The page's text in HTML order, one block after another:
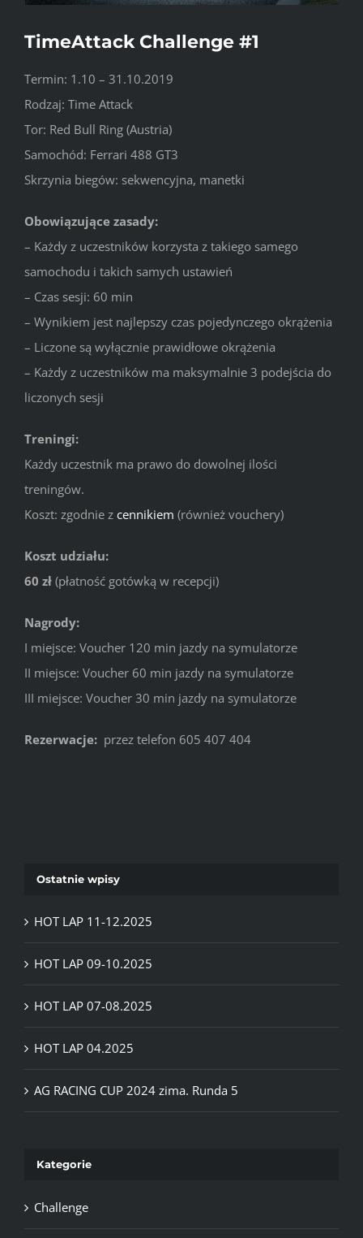
TimeAttack Challenge #1
Termin: 1.10 – 31.10.2019
Rodzaj: Time Attack
Tor: Red Bull Ring (Austria)
Samochód: Ferrari 488 GT3
Skrzynia biegów: sekwencyjna, manetki
Obowiązujące zasady:
– Każdy z uczestników korzysta z takiego samego
samochodu i takich samych ustawień
– Czas sesji: 60 min
– Wynikiem jest najlepszy czas pojedynczego okrążenia
– Liczone są wyłącznie prawidłowe okrążenia
– Każdy z uczestników ma maksymalnie 3 podejścia do
liczonych sesji
Treningi:
Każdy uczestnik ma prawo do dowolnej ilości
treningów.
Koszt: zgodnie z cennikiem (również vouchery)
Koszt udziału:
60 zł (płatność gotówką w recepcji)
Nagrody:
I miejsce: Voucher 120 min jazdy na symulatorze
II miejsce: Voucher 60 min jazdy na symulatorze
III miejsce: Voucher 30 min jazdy na symulatorze
Rezerwacje: przez telefon 605 407 404
Ostatnie wpisy
HOT LAP 11-12.2025
HOT LAP 09-10.2025
HOT LAP 07-08.2025
HOT LAP 04.2025
AG RACING CUP 2024 zima. Runda 5
Kategorie
Challenge